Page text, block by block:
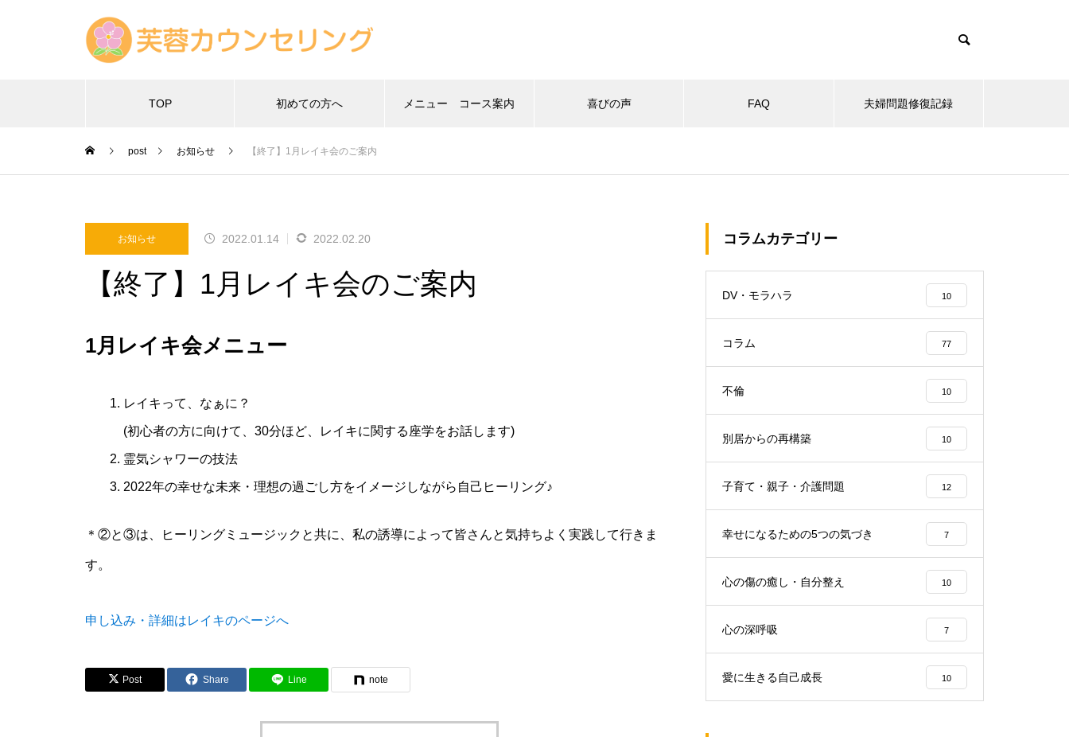
TOP 初めての方へ メニュー コース案内 喜びの声 FAQ 夫婦問題修復記録
post お知らせ 【終了】1月レイキ会のご案内
お知らせ 2022.01.14 2022.02.20
【終了】1月レイキ会のご案内
1月レイキ会メニュー
レイキって、なぁに？
(初心者の方に向けて、30分ほど、レイキに関する座学をお話します)
霊気シャワーの技法
2022年の幸せな未来・理想の過ごし方をイメージしながら自己ヒーリング♪
＊②と③は、ヒーリングミュージックと共に、私の誘導によって皆さんと気持ちよく実践して行きま
す。
申し込み・詳細はレイキのページへ
Post Share Line note
コラムカテゴリー
DV・モラハラ 10
コラム 77
不倫 10
別居からの再構築 10
子育て・親子・介護問題 12
幸せになるための5つの気づき 7
心の傷の癒し・自分整え 10
心の深呼吸 7
愛に生きる自己成長 10